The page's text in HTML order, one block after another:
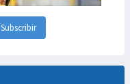
Subscribir